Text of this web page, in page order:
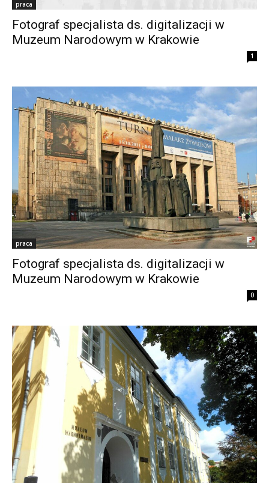
praca
Fotograf specjalista ds. digitalizacji w
Muzeum Narodowym w Krakowie
1
praca
Fotograf specjalista ds. digitalizacji w
Muzeum Narodowym w Krakowie
0